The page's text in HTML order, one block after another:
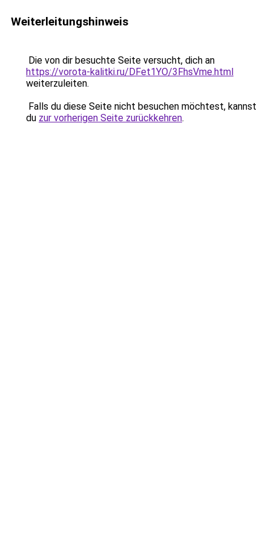
Weiterleitungshinweis
Die von dir besuchte Seite versucht, dich an
https://vorota-kalitki.ru/DFet1YO/3FhsVme.html
weiterzuleiten.
Falls du diese Seite nicht besuchen möchtest, kannst
du zur vorherigen Seite zurückkehren.